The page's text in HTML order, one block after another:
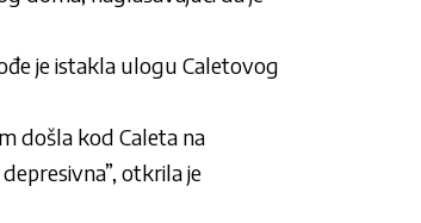
je istakla ulogu Caletovog
došla kod Caleta na
otkrila je